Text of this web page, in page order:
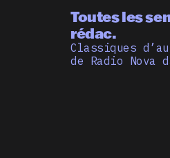
Toutes les
rédac.
Classiques
de Radio